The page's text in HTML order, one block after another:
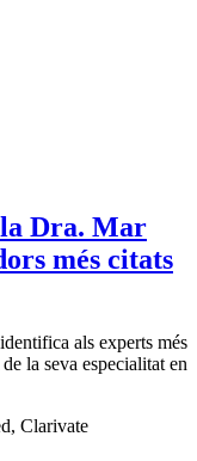
Dra. Mar
més citats
als experts més
la seva especialitat en
Clarivate